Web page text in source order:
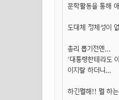
문학활동을 통해
도대체 정체성이
총리 뽑기전엔...
'대통령한테라도
이지랄 하더니...
하긴뭘해!! 뭘 하